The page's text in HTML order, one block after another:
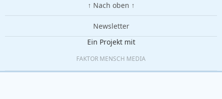
↑ Nach oben ↑
Newsletter
Ein Projekt mit
FAKTOR MENSCH MEDIA